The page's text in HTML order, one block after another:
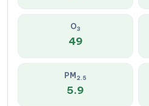
O3
49
PM 2.5
5.9